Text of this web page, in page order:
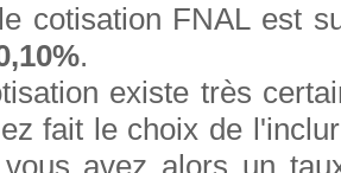
cotisation FNAL est
.
existe très
fait le choix de